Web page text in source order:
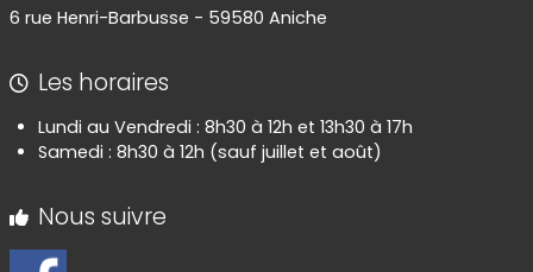
6 rue Henri-Barbusse - 59580 Aniche
Les horaires
Lundi au Vendredi : 8h30 à 12h et 13h30 à 17h
Samedi : 8h30 à 12h (sauf juillet et août)
Nous suivre